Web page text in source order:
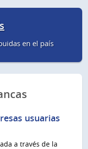
en el país
usuarias
a través de la